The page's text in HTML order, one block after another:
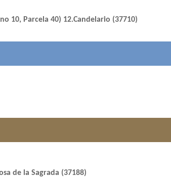
10, Parcela 40) 12.Candelario (37710)
de la Sagrada (37188)